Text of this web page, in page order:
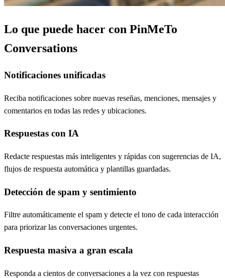
Lo que puede hacer con PinMeTo
Conversations
Notificaciones unificadas
Reciba notificaciones sobre nuevas reseñas, menciones, mensajes y
comentarios en todas las redes y ubicaciones.
Respuestas con IA
Redacte respuestas más inteligentes y rápidas con sugerencias de IA,
flujos de respuesta automática y plantillas guardadas.
Detección de spam y sentimiento
Filtre automáticamente el spam y detecte el tono de cada interacción
para priorizar las conversaciones urgentes.
Respuesta masiva a gran escala
Responda a cientos de conversaciones a la vez con respuestas